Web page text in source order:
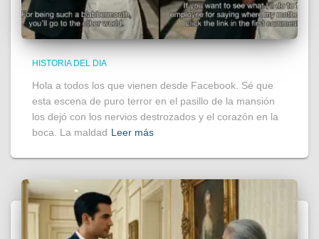
HISTORIA DEL DIA
Hola a todos los que vienen desde Facebook. Sé que
esta escena de puro terror en el pasillo de la mansión
los dejó con los nervios destrozados y el corazón en la
boca. La maldad Leer más